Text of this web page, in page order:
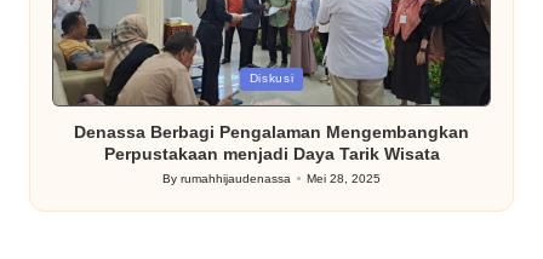
Posted
in
Diskusi
Denassa Berbagi Pengalaman Mengembangkan
Perpustakaan menjadi Daya Tarik Wisata
Posted
by
Byrumahhijaudenassa Mei 28, 2025